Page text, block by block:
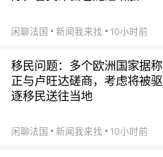
闲聊法国 新闻我来找 10小时前
移民问题：多个欧洲国家据称
正与卢旺达磋商，考虑将被驱
逐移民送往当地
闲聊法国 新闻我来找 10小时前